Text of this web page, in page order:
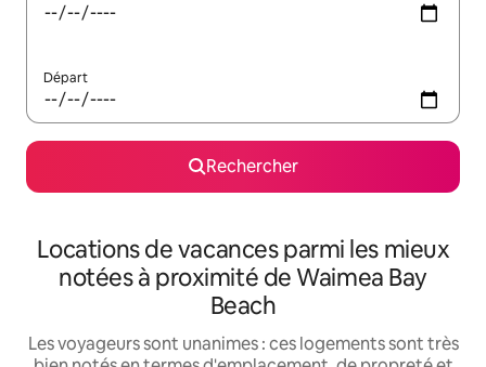
Départ
Rechercher
Locations de vacances parmi les mieux
notées à proximité de Waimea Bay
Beach
Les voyageurs sont unanimes : ces logements sont très